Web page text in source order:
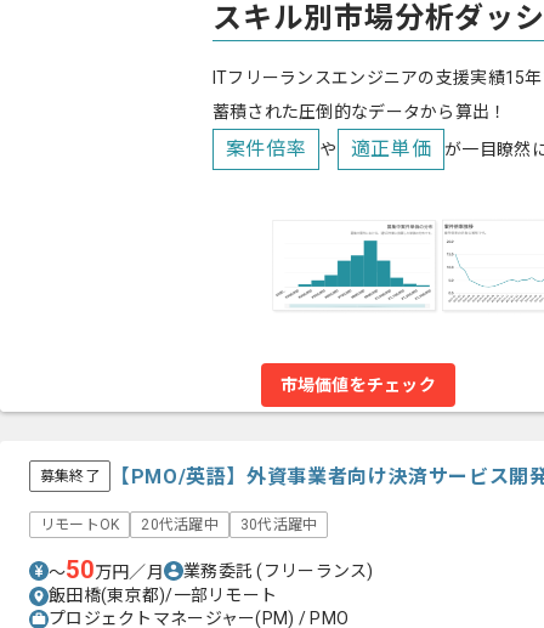
スキル別市場分析ダッ
ITフリーランスエンジニアの支援実績15
蓄積された圧倒的なデータから算出！
案件倍率 や 適正単価 が一目瞭然
市場価値をチェック
募集終了 【PMO/英語】外資事業者向け決済サービス開
リモートOK 20代活躍中 30代活躍中
〜50万円／月 業務委託(フリーランス)
飯田橋(東京都)/一部リモート
プロジェクトマネージャー(PM) / PMO